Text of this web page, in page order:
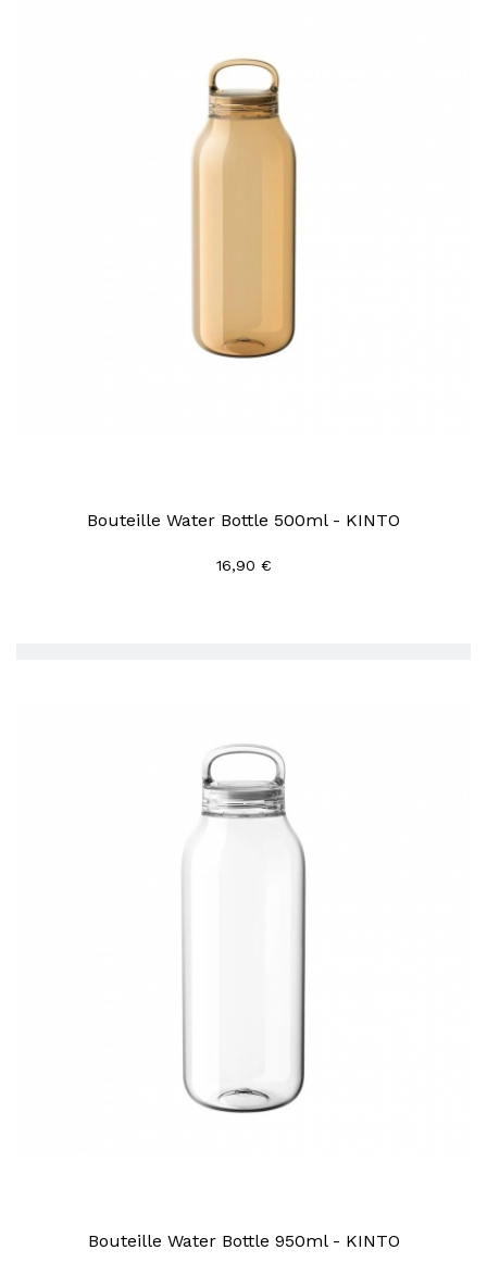
Bouteille Water Bottle 500ml - KINTO
16,90 €
Bouteille Water Bottle 950ml - KINTO